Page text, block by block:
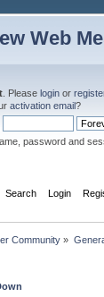
Web
. Please login or
activation email?
password and
Search Login
Community »